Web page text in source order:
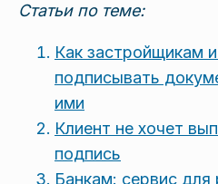
Статьи по теме:
Как застройщикам
подписывать
ими
Клиент не хочет
подпись
Банкам: сервис для